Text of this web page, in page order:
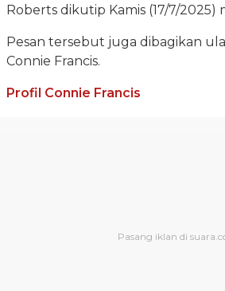
Roberts dikutip Kamis (17/7/2025)
Pesan tersebut juga dibagikan
Connie Francis.
Profil Connie Francis